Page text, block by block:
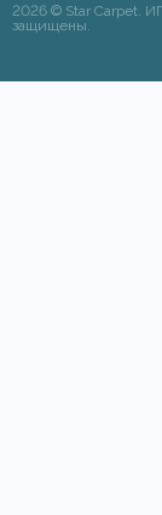
2026 © Star Carpet.
защищены.